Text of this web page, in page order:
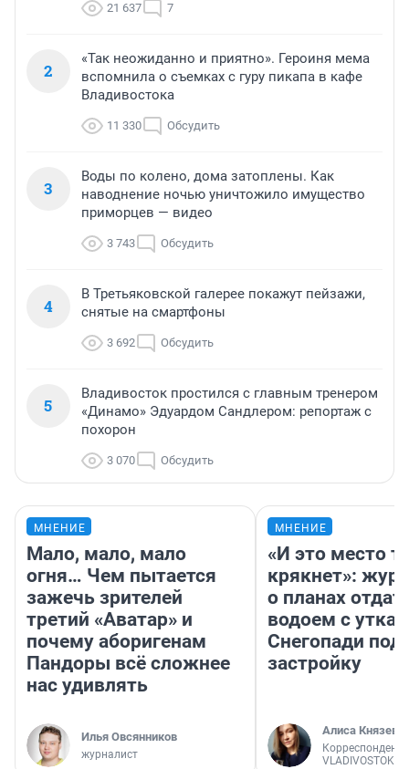
21 637 7
2
«Так неожиданно и приятно». Героиня мема
вспомнила о съемках с гуру пикапа в кафе
Владивостока
11 330 Обсудить
3
Воды по колено, дома затоплены. Как
наводнение ночью уничтожило имущество
приморцев — видео
3 743 Обсудить
4
В Третьяковской галерее покажут пейзажи,
снятые на смартфоны
3 692 Обсудить
5
Владивосток простился с главным тренером
«Динамо» Эдуардом Сандлером: репортаж с
похорон
3 070 Обсудить
МНЕНИЕ
Мало, мало, мало
огня… Чем пытается
зажечь зрителей
третий «Аватар» и
почему аборигенам
Пандоры всё сложнее
нас удивлять
Илья Овсянников
журналист
МНЕНИЕ
«И это место
крякнет»:
о планах
водоем с
Снегопади под
застройку
Алиса Князева
Корреспондент